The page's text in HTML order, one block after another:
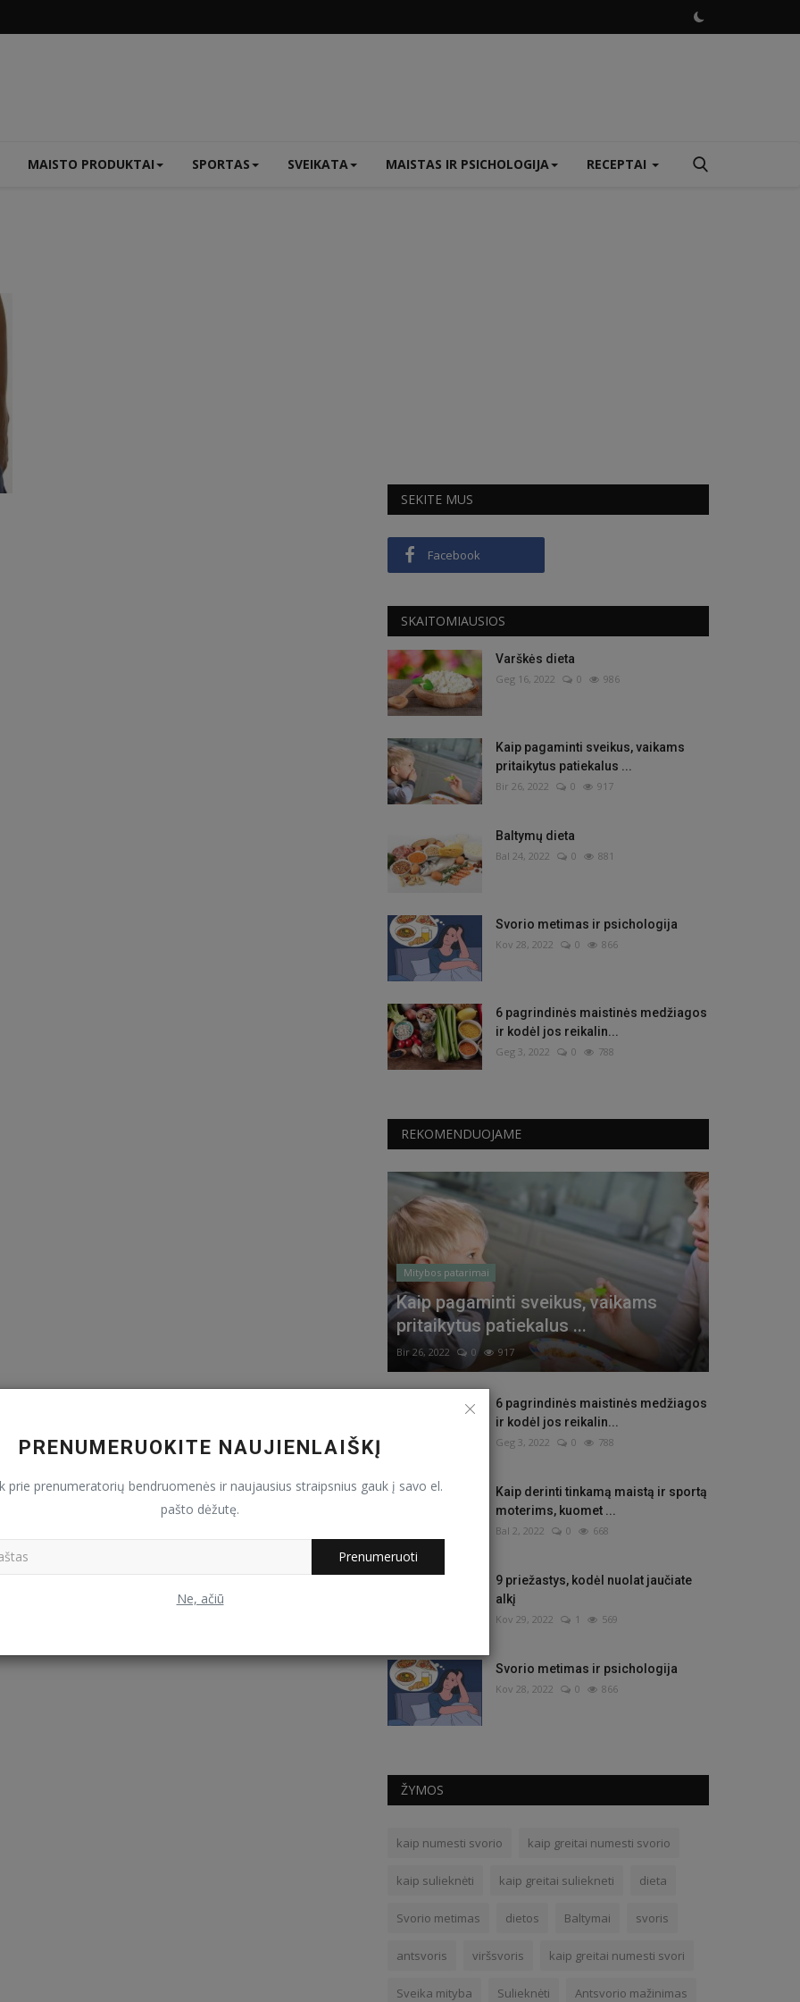
MAISTO PRODUKTAI SPORTAS SVEIKATA MAISTAS IR PSICHOLOGIJA RECEPTAI
PRENUMERUOKITE NAUJIENLAIŠKĮ
prie prenumeratorių bendruomenės ir naujausius straipsnius gauk į savo el.
pašto dėžutę.
Prenumeruoti
Ne, ačiū
SEKITE MUS
Facebook
SKAITOMIAUSIOS
Varškės dieta
Geg 16, 2022 0 986
Kaip pagaminti sveikus, vaikams
pritaikytus patiekalus ...
Bir 26, 2022 0 917
Baltymų dieta
Bal 24, 2022 0 881
Svorio metimas ir psichologija
Kov 28, 2022 0 866
6 pagrindinės maistinės medžiagos
ir kodėl jos reikalin...
Geg 3, 2022 0 788
REKOMENDUOJAME
Mitybos patarimai
Kaip pagaminti sveikus, vaikams
pritaikytus patiekalus ...
Bir 26, 2022 0 917
6 pagrindinės maistinės medžiagos
ir kodėl jos reikalin...
Geg 3, 2022 0 788
Kaip derinti tinkamą maistą ir sportą
moterims, kuomet ...
Bal 2, 2022 0 668
9 priežastys, kodėl nuolat jaučiate
alkį
Kov 29, 2022 1 569
Svorio metimas ir psichologija
Kov 28, 2022 0 866
ŽYMOS
kaip numesti svorio kaip greitai numesti svorio
kaip sulieknėti kaip greitai suliekneti dieta
Svorio metimas dietos Baltymai svoris
antsvoris viršsvoris kaip greitai numesti svori
Sveika mityba Sulieknėti Antsvorio mažinimas